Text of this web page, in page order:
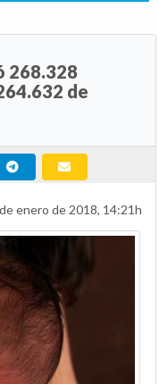
268.328
de
enero de 2018, 14:21h